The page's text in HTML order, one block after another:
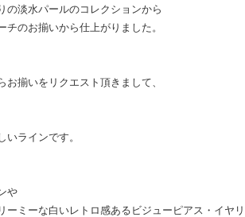
の淡水パールのコレクションから
のお揃いから仕上がりました。
揃いをリクエスト頂きまして、
ラインです。
や
ミーな白いレトロ感あるビジューピアス・イヤリ